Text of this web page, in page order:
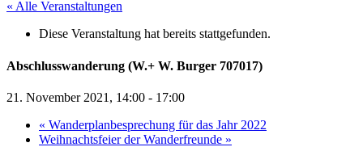
« Alle Veranstaltungen
Diese Veranstaltung hat bereits stattgefunden.
Abschlusswanderung (W.+ W. Burger 707017)
21. November 2021, 14:00 - 17:00
« Wanderplanbesprechung für das Jahr 2022
Weihnachtsfeier der Wanderfreunde »